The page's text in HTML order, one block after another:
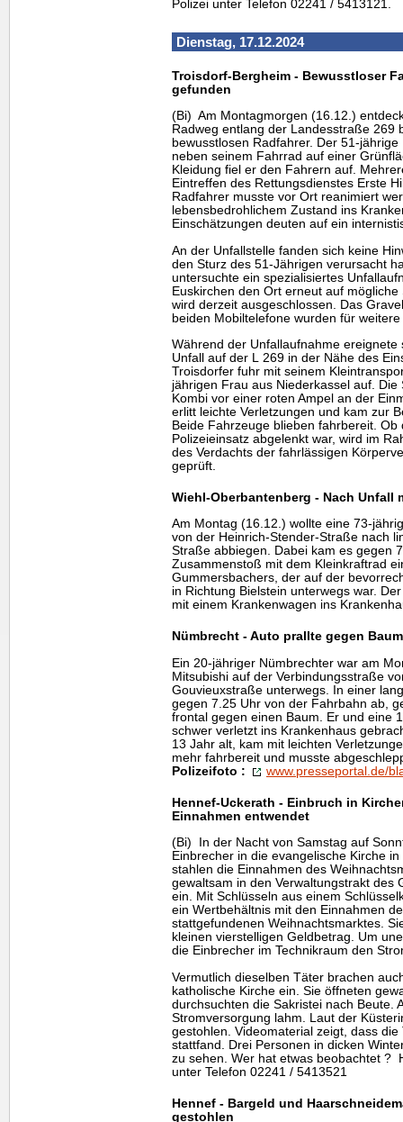
Polizei unter Telefon 02241 / 5413121.
Dienstag, 17.12.2024
Troisdorf-Bergheim - Bewusstloser
gefunden
(Bi) Am Montagmorgen (16.12.)
Radweg entlang der Landesstraße 269
bewusstlosen Radfahrer. Der 51-
neben seinem Fahrrad auf einer
Kleidung fiel er den Fahrern auf.
Eintreffen des Rettungsdienstes Erste
Radfahrer musste vor Ort reanimiert
lebensbedrohlichem Zustand ins
Einschätzungen deuten auf ein
An der Unfallstelle fanden sich keine
den Sturz des 51-Jährigen verursacht
untersuchte ein spezialisiertes
Euskirchen den Ort erneut auf
wird derzeit ausgeschlossen. Das
beiden Mobiltelefone wurden für
Während der Unfallaufnahme
Unfall auf der L 269 in der Nähe des
Troisdorfer fuhr mit seinem
jährigen Frau aus Niederkassel auf.
Kombi vor einer roten Ampel an der
erlitt leichte Verletzungen und kam zur
Beide Fahrzeuge blieben fahrbereit.
Polizeieinsatz abgelenkt war, wird im
des Verdachts der fahrlässigen
geprüft.
Wiehl-Oberbantenberg - Nach
Am Montag (16.12.) wollte eine 73-
von der Heinrich-Stender-Straße nach
Straße abbiegen. Dabei kam es gegen
Zusammenstoß mit dem Kleinkraftrad
Gummersbachers, der auf der
in Richtung Bielstein unterwegs war.
mit einem Krankenwagen ins
Nümbrecht - Auto prallte gegen Baum
Ein 20-jähriger Nümbrechter war am
Mitsubishi auf der Verbindungsstraße
Gouvieuxstraße unterwegs. In einer
gegen 7.25 Uhr von der Fahrbahn ab,
frontal gegen einen Baum. Er und eine
schwer verletzt ins Krankenhaus
13 Jahr alt, kam mit leichten
mehr fahrbereit und musste
Polizeifoto :
www.presseportal.de/
Hennef-Uckerath - Einbruch in
Einnahmen entwendet
(Bi) In der Nacht von Samstag auf
Einbrecher in die evangelische Kirche
stahlen die Einnahmen des
gewaltsam in den Verwaltungstrakt des
ein. Mit Schlüsseln aus einem
ein Wertbehältnis mit den Einnahmen
stattgefundenen Weihnachtsmarktes.
kleinen vierstelligen Geldbetrag. Um
die Einbrecher im Technikraum den
Vermutlich dieselben Täter brachen
katholische Kirche ein. Sie öffneten
durchsuchten die Sakristei nach Beute.
Stromversorgung lahm. Laut der
gestohlen. Videomaterial zeigt, dass
stattfand. Drei Personen in dicken
zu sehen. Wer hat etwas beobachtet ?
unter Telefon 02241 / 5413521
Hennef - Bargeld und
gestohlen